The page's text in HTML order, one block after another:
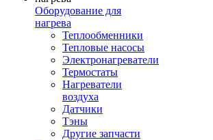
Оборудование для
нагрева
Теплообменники
Тепловые насосы
Электронагреватели
Термостаты
Нагреватели
воздуха
Датчики
Тэны
Другие запчасти